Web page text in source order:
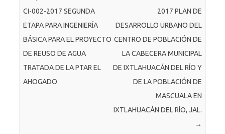
CI-002-2017 SEGUNDA
ETAPA PARA INGENIERÍA
BÁSICA PARA EL PROYECTO
DE REUSO DE AGUA
TRATADA DE LA PTAR EL
AHOGADO
2017 PLAN DE
DESARROLLO URBANO DEL
CENTRO DE POBLACIÓN DE
LA CABECERA MUNICIPAL
DE IXTLAHUACÁN DEL RÍO Y
DE LA POBLACIÓN DE
MASCUALA EN
IXTLAHUACÁN DEL RÍO, JAL.
→